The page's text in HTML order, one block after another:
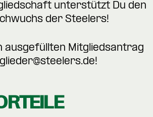
unterstützt Du den
der Steelers!
ausgefüllten Mitgliedsantrag
!